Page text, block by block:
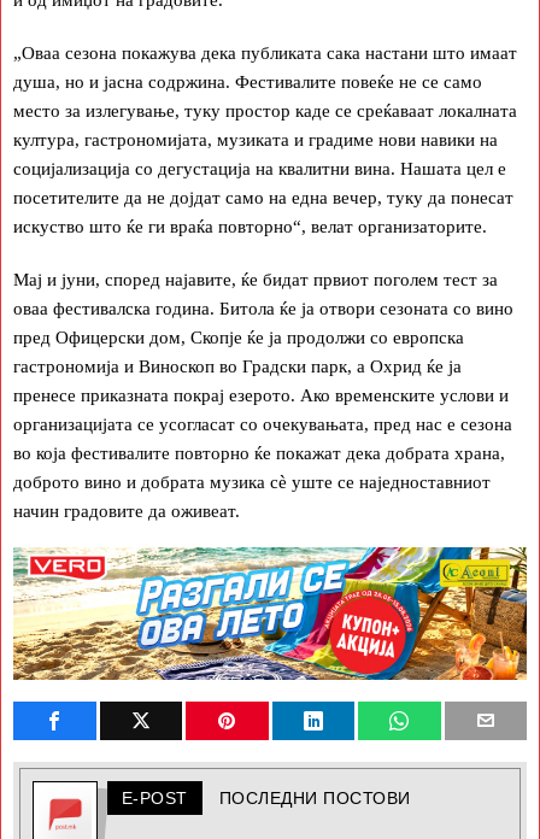
„Оваа сезона покажува дека публиката сака настани што имаат
душа, но и јасна содржина. Фестивалите повеќе не се само
место за излегување, туку простор каде се среќаваат локалната
култура, гастрономијата, музиката и градиме нови навики на
социјализација со дегустација на квалитни вина. Нашата цел е
посетителите да не дојдат само на една вечер, туку да понесат
искуство што ќе ги враќа повторно“, велат организаторите.
Мај и јуни, според најавите, ќе бидат првиот поголем тест за
оваа фестивалска година. Битола ќе ја отвори сезоната со вино
пред Офицерски дом, Скопје ќе ја продолжи со европска
гастрономија и Виноскоп во Градски парк, а Охрид ќе ја
пренесе приказната покрај езерото. Ако временските услови и
организацијата се усогласат со очекувањата, пред нас е сезона
во која фестивалите повторно ќе покажат дека добрата храна,
доброто вино и добрата музика сè уште се наједноставниот
начин градовите да оживеат.
E-POST ПОСЛЕДНИ ПОСТОВИ